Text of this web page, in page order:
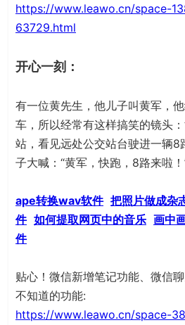
https://www.leawo.cn/space-
63729.html
开心一刻：
有一位黄先生，他儿子叫黄军，
车，所以经常有这样搞笑的镜头
站，看见远处公交站台驶进一辆8
子大喊：“黄军，快跑，8路来啦！
ape转换wav软件 把照片做成杂
件 如何提取网页中的音乐 画中
件
贴心！微信新增笔记功能、微信
不知道的功能:
https://www.leawo.cn/space-